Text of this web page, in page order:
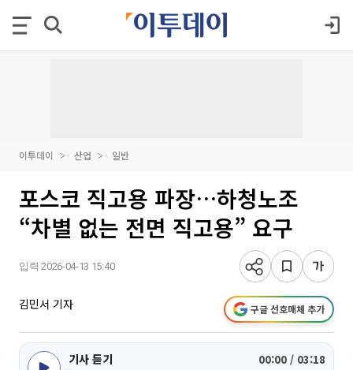
이투데이 산업 일반
포스코 직고용 파장…하청노조
“차별 없는 전면 직고용” 요구
입력 2026-04-13 15:40
김민서 기자 구글 선호매체 추가
기사 듣기 00:00 / 03:18